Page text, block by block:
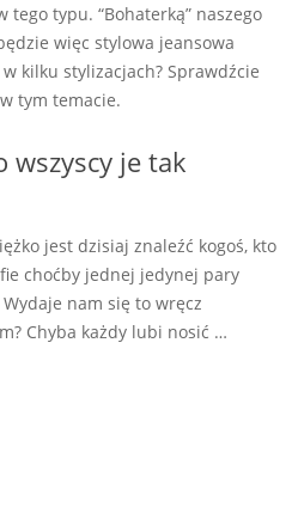
tego typu. “Bohaterką” naszego
więc stylowa jeansowa
kilku stylizacjach? Sprawdźcie
tym temacie.
wszyscy je tak
jest dzisiaj znaleźć kogoś, kto
choćby jednej jedynej pary
nam się to wręcz
Chyba każdy lubi nosić …